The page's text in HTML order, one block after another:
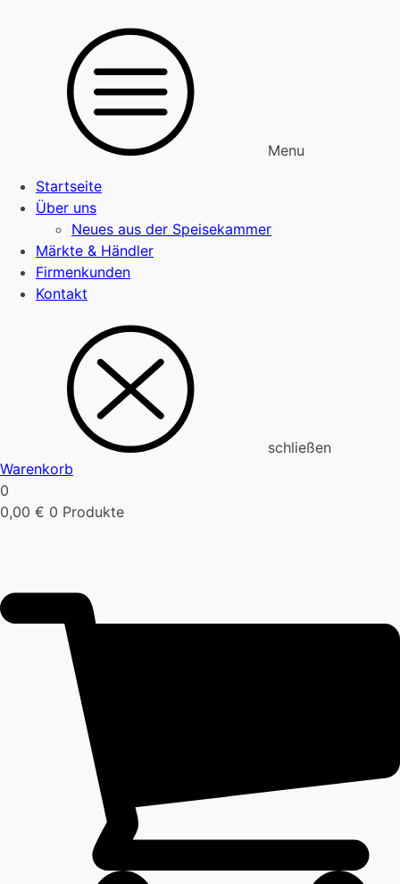
Menu
Startseite
Über uns
Neues aus der Speisekammer
Märkte & Händler
Firmenkunden
Kontakt
schließen
Warenkorb
0
0,00 € 0 Produkte